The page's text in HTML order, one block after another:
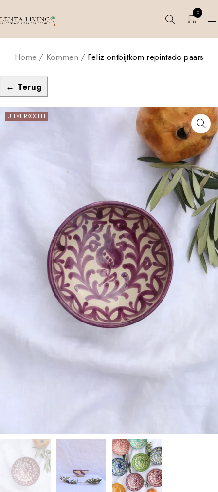
0
Home / Kommen / Feliz ontbijtkom repintado paars
← Terug
UITVERKOCHT